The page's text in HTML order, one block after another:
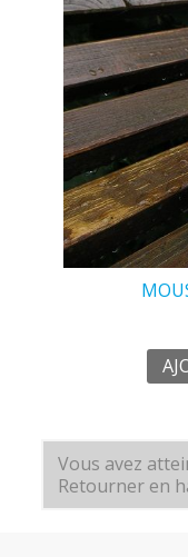
Vous avez
Retourner en